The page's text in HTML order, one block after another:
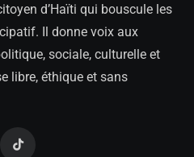
d’Haïti qui bouscule les
Il donne voix aux
sociale, culturelle et
libre, éthique et sans